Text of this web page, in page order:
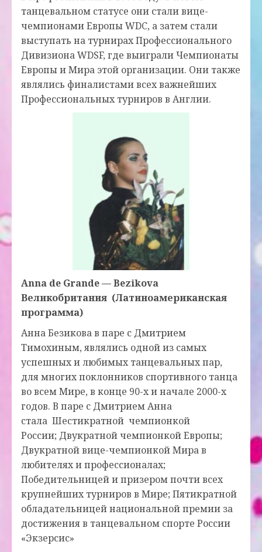
танцевальном статусе они стали вице-
чемпионами Европы WDC, а затем стали
выступать на турнирах Профессионального
Дивизиона WDSF, где выиграли Чемпионаты
Европы и Мира этой организации. Они также
являлись финалистами всех важнейших
Профессиональных турниров в Англии.
Anna de Grande — Bezikova
Великобритания (Латиноамериканская
программа)
Анна Безикова в паре с Дмитрием
Тимохиным, являлись одной из самых
успешных и любимых танцевальных пар,
для многих поклонников спортивного танца
во всем Мире, в конце 90-х и начале 2000-х
годов. В паре с Дмитрием Анна
стала Шестикратной чемпионкой
России; Двукратной чемпионкой Европы;
Двукратной вице-чемпионкой Мира в
любителях и профессионалах;
Победительницей и призером почти всех
крупнейших турниров в Мире; Пятикратной
обладательницей национальной премии за
достижения в танцевальном спорте России
«Экзерсис»